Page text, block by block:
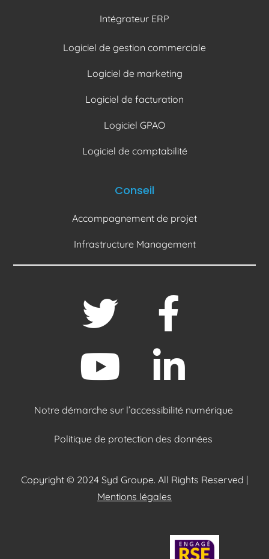
Intégrateur ERP
Logiciel de gestion commerciale
Logiciel de marketing
Logiciel de facturation
Logiciel GPAO
Logiciel de comptabilité
Conseil
Accompagnement de projet
Infrastructure Management
Notre démarche sur l’accessibilité numérique
Politique de protection des données
Copyright © 2024 Syd Groupe. All Rights Reserved |
Mentions légales